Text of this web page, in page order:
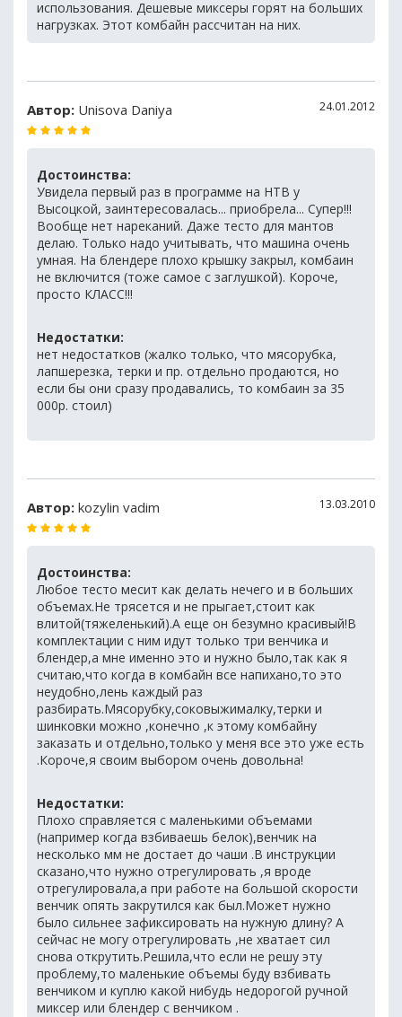
использования. Дешевые миксеры горят на больших
нагрузках. Этот комбайн рассчитан на них.
Автор: Unisova Daniya 24.01.2012
Достоинства:
Увидела первый раз в программе на НТВ у
Высоцкой, заинтересовалась... приобрела... Супер!!!
Вообще нет нареканий. Даже тесто для мантов
делаю. Только надо учитывать, что машина очень
умная. На блендере плохо крышку закрыл, комбаин
не включится (тоже самое с заглушкой). Короче,
просто КЛАСС!!!
Недостатки:
нет недостатков (жалко только, что мясорубка,
лапшерезка, терки и пр. отдельно продаются, но
если бы они сразу продавались, то комбаин за 35
000р. стоил)
Автор: kozylin vadim 13.03.2010
Достоинства:
Любое тесто месит как делать нечего и в больших
объемах.Не трясется и не прыгает,стоит как
влитой(тяжеленький).А еще он безумно красивый!В
комплектации с ним идут только три венчика и
блендер,а мне именно это и нужно было,так как я
считаю,что когда в комбайн все напихано,то это
неудобно,лень каждый раз
разбирать.Мясорубку,соковыжималку,терки и
шинковки можно ,конечно ,к этому комбайну
заказать и отдельно,только у меня все это уже есть
.Короче,я своим выбором очень довольна!
Недостатки:
Плохо справляется с маленькими объемами
(например когда взбиваешь белок),венчик на
несколько мм не достает до чаши .В инструкции
сказано,что нужно отрегулировать ,я вроде
отрегулировала,а при работе на большой скорости
венчик опять закрутился как был.Может нужно
было сильнее зафиксировать на нужную длину? А
сейчас не могу отрегулировать ,не хватает сил
снова открутить.Решила,что если не решу эту
проблему,то маленькие объемы буду взбивать
венчиком и куплю какой нибудь недорогой ручной
миксер или блендер с венчиком .